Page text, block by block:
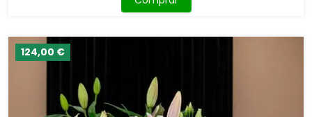
124,00 €